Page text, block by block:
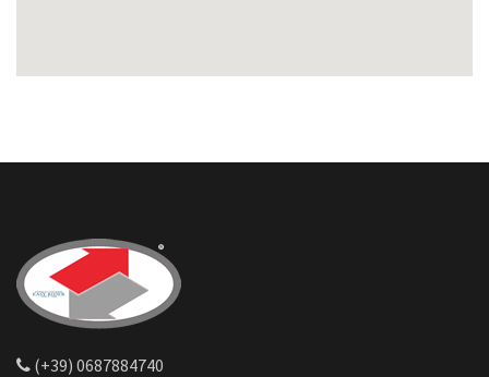
(+39) 0687884740